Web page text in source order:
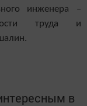
инженера –
труда и
в